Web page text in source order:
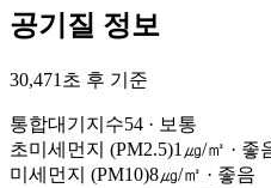
공기질 정보
30,471초 후 기준
통합대기지수54 · 보통
초미세먼지 (PM2.5)1㎍/㎥ · 좋
미세먼지 (PM10)8㎍/㎥ · 좋음